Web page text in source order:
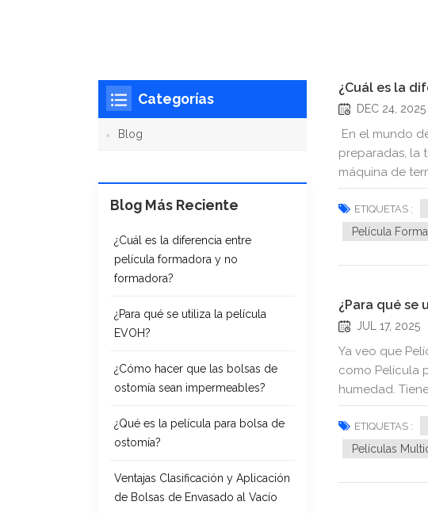
¿Cuál es la
DEC 24, 2025
En el mundo
preparadas, la
máquina de
ETIQUETAS :
Película
¿Para qué se
JUL 17, 2025
Ya veo que
como Película
humedad.
ETIQUETAS :
Películas
Categorías
Blog
Blog Más Reciente
¿Cuál es la diferencia entre
película formadora y no
formadora?
¿Para qué se utiliza la película
EVOH?
¿Cómo hacer que las bolsas de
ostomía sean impermeables?
¿Qué es la película para bolsa de
ostomía?
Ventajas Clasificación y Aplicación
de Bolsas de Envasado al Vacío